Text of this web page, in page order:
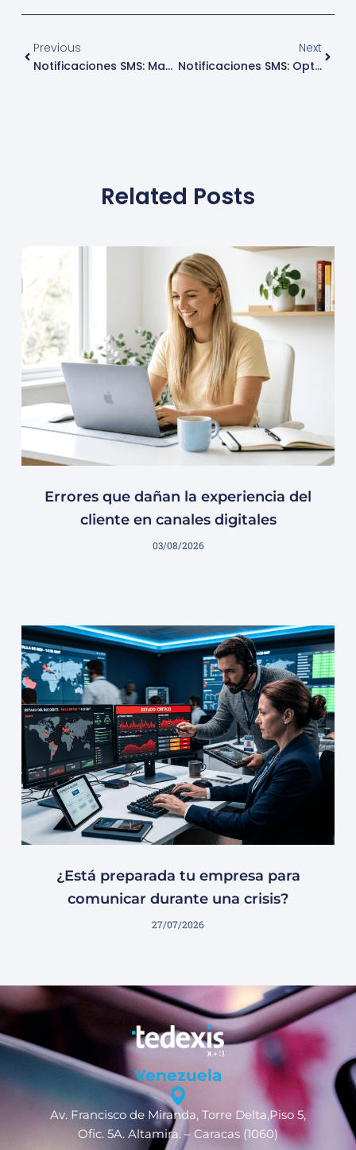
Previous
Notificaciones SMS: Mantén A Tus Clientes Informados Y Comprometidos
Next
Notificaciones SMS: Optimiza Tus Servicios Según Tu Industria
Related Posts
Errores que dañan la experiencia del
cliente en canales digitales
03/08/2026
¿Está preparada tu empresa para
comunicar durante una crisis?
27/07/2026
Venezuela
Av. Francisco de Miranda, Torre Delta,Piso 5,
Ofic. 5A. Altamira. – Caracas (1060)